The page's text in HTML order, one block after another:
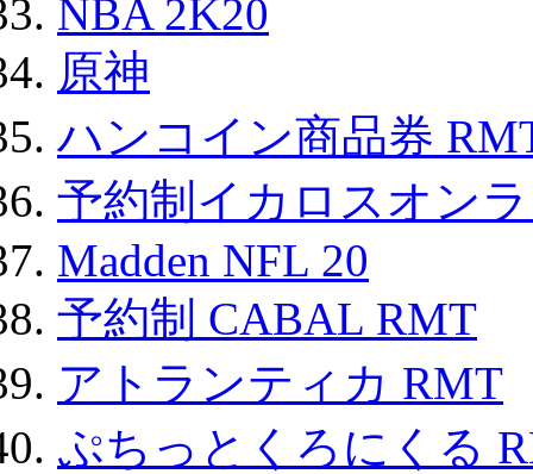
NBA 2K20
原神
ハンコイン商品券
予約制イカロスオン
Madden NFL 20
予約制 CABAL RMT
アトランティカ RMT
ぷちっとくろにくる